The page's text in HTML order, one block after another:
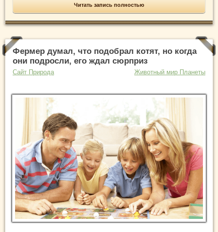
Читать запись полностью
Фермер думал, что подобрал котят, но когда
они подросли, его ждал сюрприз
Сайт Природа Животный мир Планеты